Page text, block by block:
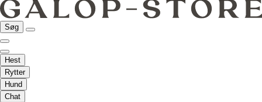
Søg
Hest
Rytter
Hund
Chat